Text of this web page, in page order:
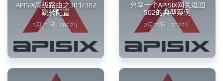
APISIX高级路由之301/302
跳转配置
3月18日 · 2022年
分享一个APISIX网关返回
502的典型案例
2月25日 · 2022年